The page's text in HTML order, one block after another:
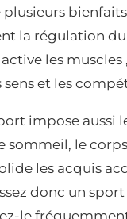
la régulation
les muscles
et les
impose aussi
sommeil, le
les acquis
donc un